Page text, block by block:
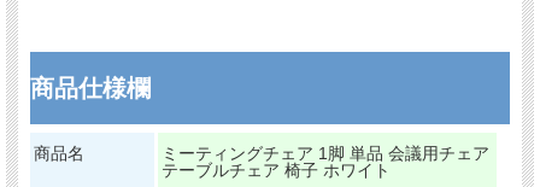
商品仕様欄
商品名
ミーティングチェア 1脚 単品 会議用チェア
テーブルチェア 椅子 ホワイト